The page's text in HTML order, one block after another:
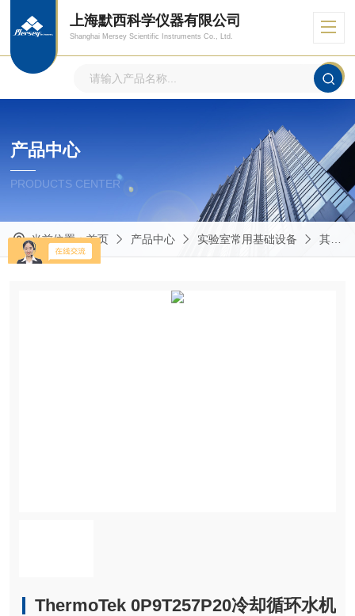
上海默西科学仪器有限公司
Shanghai Mersey Scientific Instruments Co., Ltd.
产品中心
PRODUCTS CENTER
当前位置：首页 产品中心 实验室常用基础设备 其他实验室常用仪器设备
ThermoTek 0P9T257P20冷却循环水机